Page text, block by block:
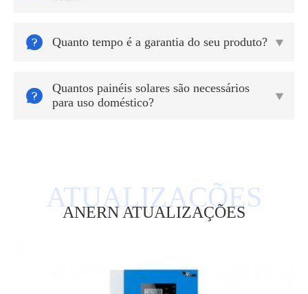
 Quanto tempo é a garantia do seu produto? 

Quantos painéis solares são necessários
para uso doméstico?

ANERN ATUALIZAÇÕES